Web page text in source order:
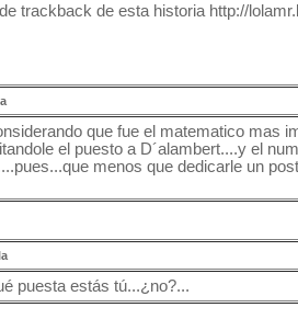
trackback de esta historia http://
que fue el matematico mas
el puesto a D´alambert....y el
menos que dedicarle un
puesta estás tú...¿no?...